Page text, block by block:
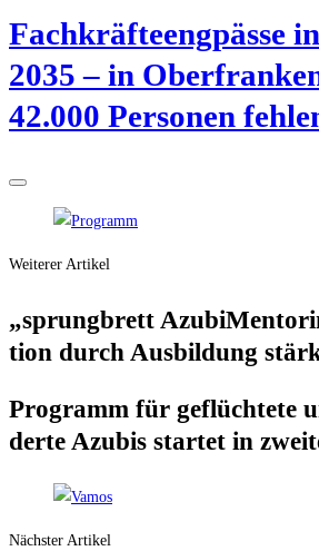
Fach­kräf­te­eng­päs­se
2035 – in
42.000 Per­so­nen
Weiterer Artikel
„sprung­brett
ti­on durch Aus­bil­dung
Pro­gramm für geflüch­te­te
der­te Azu­bis star­tet in
Nächster Artikel